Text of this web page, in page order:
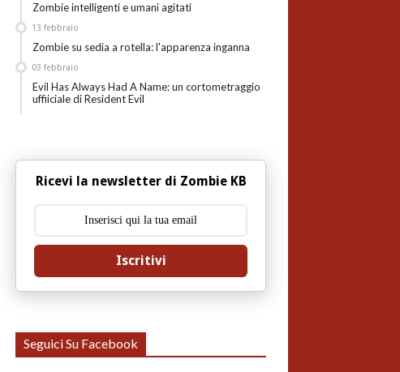
Zombie intelligenti e umani agitati
Zombie su sedia a rotella: l'apparenza inganna
13 febbraio
Evil Has Always Had A Name: un cortometraggio
uffiiciale di Resident Evil
03 febbraio
Ricevi la newsletter di Zombie KB
Iscritivi
Seguici Su Facebook